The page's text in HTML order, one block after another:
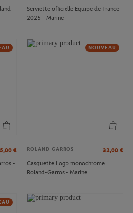
Serviette officielle Equipe de France
2025 - Marine
€
-
NOUVEAU
ROLAND GARROS 32,00 €
Casquette Logo monochrome
Roland-Garros - Marine